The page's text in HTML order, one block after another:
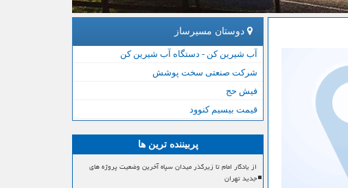
دوستان مسیرساز
آب شیرین کن - دستگاه آب شیرین کن
شرکت صنعتی سخت پوشش
فیش حج
قیمت بیسیم کنوود
پربیننده ترین ها
از یادگار امام تا زیرگذر میدان سپاه آخرین وضعیت پروژه های
جدید تهران